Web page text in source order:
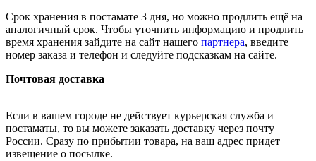
Срок хранения в постамате 3 дня, но можно продлить ещё на
аналогичный срок. Чтобы уточнить информацию и продлить
время хранения зайдите на сайт нашего партнера, введите
номер заказа и телефон и следуйте подсказкам на сайте.
Почтовая доставка
Если в вашем городе не действует курьерская служба и
постаматы, то вы можете заказать доставку через почту
России. Сразу по прибытии товара, на ваш адрес придет
извещение о посылке.